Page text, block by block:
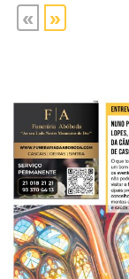
« »